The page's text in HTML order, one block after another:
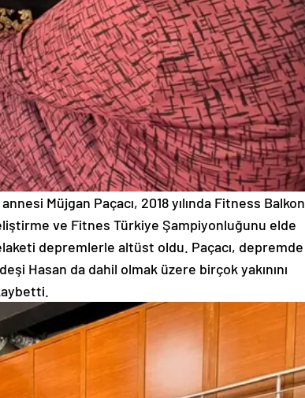
Müjgan Paçacı, 2018 yılında Fitness Balkon
ve Fitnes Türkiye Şampiyonluğunu elde
depremlerle altüst oldu. Paçacı, depremde
Hasan da dahil olmak üzere birçok yakınını